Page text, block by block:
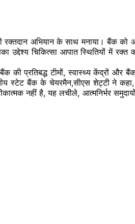
रक्तदान अभियान के साथ मनाया। बैंक को
चिकित्सा आपात स्थितियों में रक्त
की प्रतिबद्ध टीमों, स्वास्थ्य केंद्रों
स्टेट बैंक के चेयरमैन,सीएस शेट्टी ने
नहीं है, यह लचीले, आत्मनिर्भर